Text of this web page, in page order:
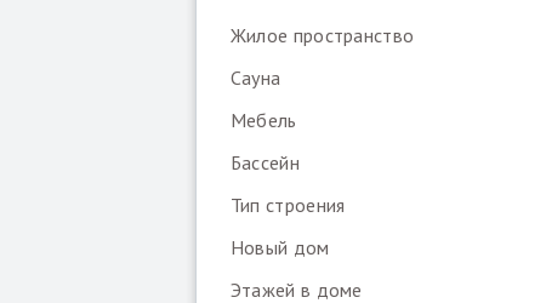
Жилое пространство
Сауна
Мебель
Бассейн
Тип строения
Новый дом
Этажей в доме